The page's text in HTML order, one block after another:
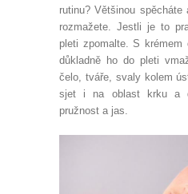
rutinu? Většinou
rozmažete. Jestli je to
pleti zpomalte. S
důkladně ho do pleti
čelo, tváře, svaly kolem
sjet i na oblast krku a
pružnost a jas.